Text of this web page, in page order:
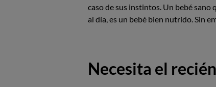
caso de sus instintos. Un bebé
al día, es un bebé bien nutrido. Sin
Necesita el